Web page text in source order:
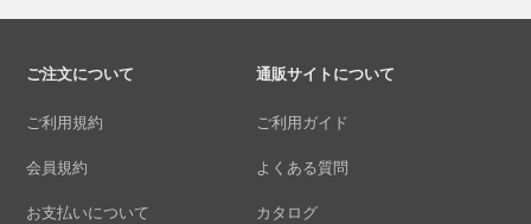
ご注文について
ご利用規約
会員規約
お支払いについて
通販サイトについて
ご利用ガイド
よくある質問
カタログ